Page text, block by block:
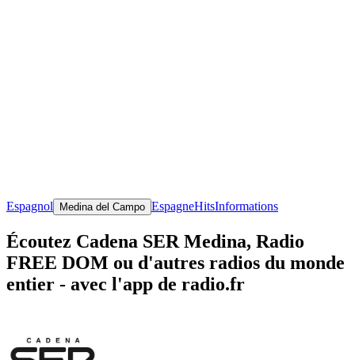
Espagnol Medina del Campo EspagneHitsInformations
Écoutez Cadena SER Medina, Radio
FREE DOM ou d'autres radios du monde
entier - avec l'app de radio.fr